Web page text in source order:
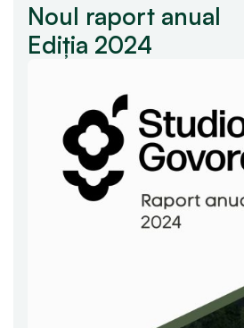
Noul raport anual
Ediția 2024